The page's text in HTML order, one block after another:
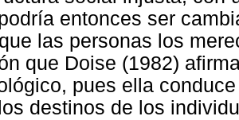
entonces ser
las personas los
que Doise (1982)
pues ella
destinos de los